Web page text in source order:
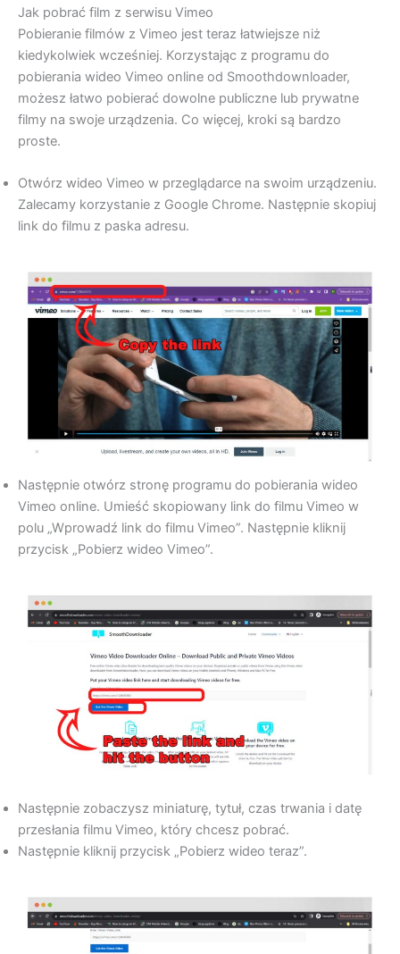
Jak pobrać film z serwisu Vimeo
Pobieranie filmów z Vimeo jest teraz łatwiejsze niż
kiedykolwiek wcześniej. Korzystając z programu do
pobierania wideo Vimeo online od Smoothdownloader,
możesz łatwo pobierać dowolne publiczne lub prywatne
filmy na swoje urządzenia. Co więcej, kroki są bardzo
proste.
Otwórz wideo Vimeo w przeglądarce na swoim urządzeniu.
Zalecamy korzystanie z Google Chrome. Następnie skopiuj
link do filmu z paska adresu.
Następnie otwórz stronę programu do pobierania wideo
Vimeo online. Umieść skopiowany link do filmu Vimeo w
polu „Wprowadź link do filmu Vimeo”. Następnie kliknij
przycisk „Pobierz wideo Vimeo”.
Następnie zobaczysz miniaturę, tytuł, czas trwania i datę
przesłania filmu Vimeo, który chcesz pobrać.
Następnie kliknij przycisk „Pobierz wideo teraz”.